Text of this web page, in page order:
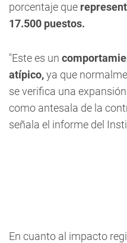
porcentaje que
17.500 puestos.
"Este es un
atípico,ya que
se verifica una
como antesala de la
señala el informe del
En cuanto al impacto